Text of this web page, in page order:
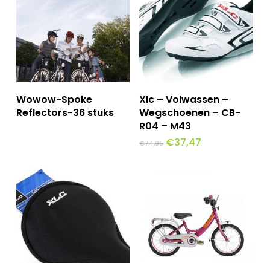
Lees Meer
Wowow-Spoke
Reflectors-36 stuks
Toevoegen Aan
Winkelwagen
Xlc – Volwassen –
Wegschoenen – CB-
R04 – M43
€74,95 Oorspronkelijke
€37,47